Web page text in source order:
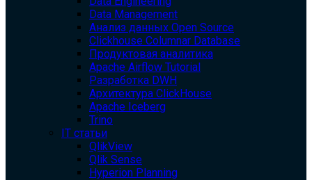
Data Management
Анализ данных Open Source
Clickhouse Columnar Database
Продуктовая аналитика
Apache Airflow Tutorial
Разработка DWH
Архитектура ClickHouse
Apache Iceberg
Trino
IT статьи
QlikView
Qlik Sense
Hyperion Planning